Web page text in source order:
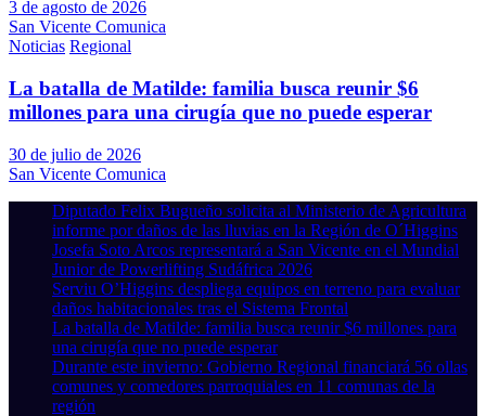
3 de agosto de 2026
San Vicente Comunica
Noticias Regional
La batalla de Matilde: familia busca reunir $6
millones para una cirugía que no puede esperar
30 de julio de 2026
San Vicente Comunica
Diputado Felix Bugueño solicita al Ministerio de Agricultura
informe por daños de las lluvias en la Región de O´Higgins
Josefa Soto Arcos representará a San Vicente en el Mundial
Junior de Powerlifting Sudáfrica 2026
Serviu O’Higgins despliega equipos en terreno para evaluar
daños habitacionales tras el Sistema Frontal
La batalla de Matilde: familia busca reunir $6 millones para
una cirugía que no puede esperar
Durante este invierno: Gobierno Regional financiará 56 ollas
comunes y comedores parroquiales en 11 comunas de la
región